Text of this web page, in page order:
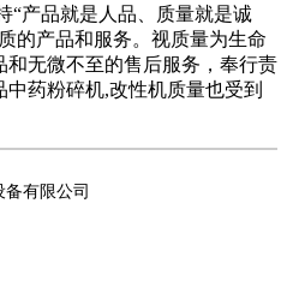
“产品就是人品、质量就是诚
的产品和服务。视质量为生命
无微不至的售后服务，奉行责
药粉碎机,改性机质量也受到
有限公司